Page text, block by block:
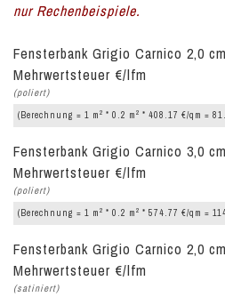
nur Rechenbeispiele.
Fensterbank Grigio Carnico 2,0
Mehrwertsteuer €/lfm
(poliert)
(Berechnung = 1 m 2 * 0.2 m 2 * 408.17 €/qm =
Fensterbank Grigio Carnico 3,0
Mehrwertsteuer €/lfm
(poliert)
(Berechnung = 1 m 2 * 0.2 m 2 * 574.77 €/qm =
Fensterbank Grigio Carnico 2,0
Mehrwertsteuer €/lfm
(satiniert)